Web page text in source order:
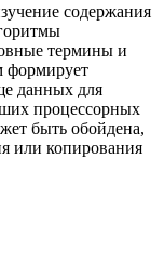
содержания
термины и
формирует
данных для
процессорных
быть обойдена,
или копирования